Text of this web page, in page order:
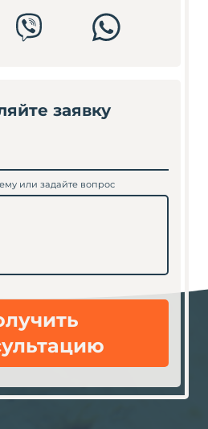
заявку
или задайте вопрос